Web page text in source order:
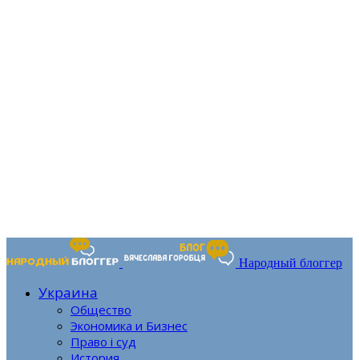
Народный блоггер
Украина
Общество
Экономика и Бизнес
Право і суд